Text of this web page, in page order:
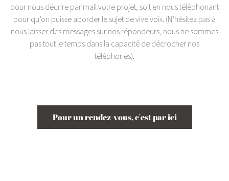
pour nous décrire par mail votre projet, soit en nous téléphonant
pour qu’on puisse aborder le sujet de vive voix. (N’hésitez pas à
nous laisser des messages sur nos répondeurs, nous ne sommes
pas tout le temps dans la capacité de décrocher nos
téléphones).
Pour un rendez-vous, c'est par ici